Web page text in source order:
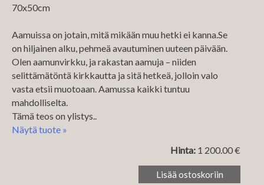
70x50cm
Aamuissa on jotain, mitä mikään muu hetki ei kanna.Se
on hiljainen alku, pehmeä avautuminen uuteen päivään.
Olen aamunvirkku, ja rakastan aamuja – niiden
selittämätöntä kirkkautta ja sitä hetkeä, jolloin valo
vasta etsii muotoaan. Aamussa kaikki tuntuu
mahdolliselta.
Tämä teos on ylistys..
Näytä tuote »
Hinta: 1 200.00 €